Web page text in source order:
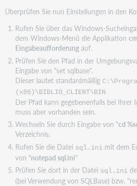
Überprüfen Sie nun Einstellungen in den
Rufen Sie über das Windows-
dem Windows-Menü die Applikation
Eingabeaufforderungauf.
Prüfen Sie den Pfad in der
Eingabe von "set sqlbase".
Dieser lautet standardmäßig
(x86)\BIBLIO_CLIENT\BIN
Der Pfad kann gegebenenfalls bei Ihrer
muss aber vorhanden sein.
Wechseln Sie durch Eingabe von "cd
Verzeichnis.
Rufen Sie die Datei sql.ini mit dem
von "notepad sql.ini"
Prüfen Sie dort in der Datei sql.ini
(bei Verwendung von SQLBase) bzw.